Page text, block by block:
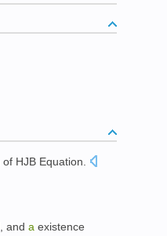
of HJB Equation
, and a existence